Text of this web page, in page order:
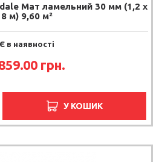
Мат ламельний 30 мм (1,2 х
8 м) 9,60 м²
Є в наявності
грн.
У КОШИК